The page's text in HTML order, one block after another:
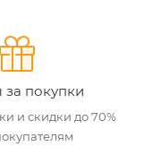
за покупки
и скидки до 70%